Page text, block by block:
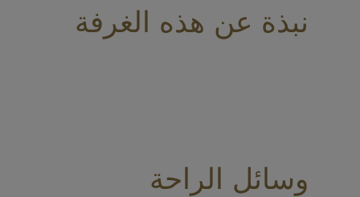
نبذة عن هذه الغرفة
وسائل الراحة